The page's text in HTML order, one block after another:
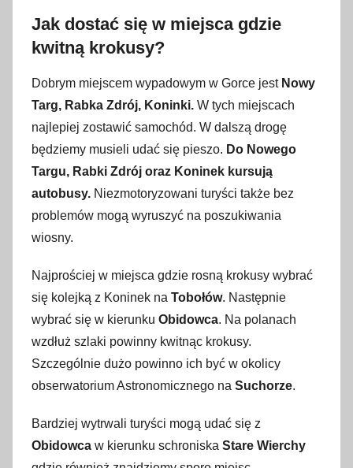
Jak dostać się w miejsca gdzie
kwitną krokusy?
Dobrym miejscem wypadowym w Gorce jest Nowy
Targ, Rabka Zdrój, Koninki. W tych miejscach
najlepiej zostawić samochód. W dalszą drogę
będziemy musieli udać się pieszo. Do Nowego
Targu, Rabki Zdrój oraz Koninek kursują
autobusy. Niezmotoryzowani turyści także bez
problemów mogą wyruszyć na poszukiwania
wiosny.
Najprościej w miejsca gdzie rosną krokusy wybrać
się kolejką z Koninek na Tobołów. Następnie
wybrać się w kierunku Obidowca. Na polanach
wzdłuż szlaki powinny kwitnąc krokusy.
Szczególnie dużo powinno ich być w okolicy
obserwatorium Astronomicznego na Suchorze.
Bardziej wytrwali turyści mogą udać się z
Obidowca w kierunku schroniska Stare Wierchy